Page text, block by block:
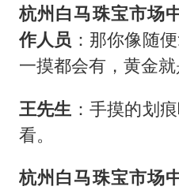
杭州白马珠宝市场
作人员 ：那你像随
一摸都会有，黄金就
王先生 ：手摸的划
看。
杭州白马珠宝市场